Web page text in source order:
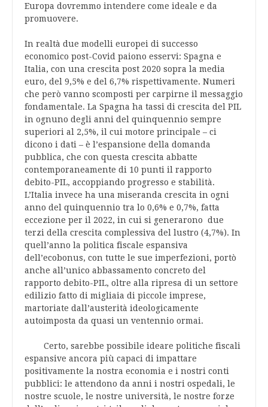
Europa dovremmo intendere come ideale e da
promuovere.
In realtà due modelli europei di successo
economico post-Covid paiono esservi: Spagna e
Italia, con una crescita post 2020 sopra la media
euro, del 9,5% e del 6,7% rispettivamente. Numeri
che però vanno scomposti per carpirne il messaggio
fondamentale. La Spagna ha tassi di crescita del PIL
in ognuno degli anni del quinquennio sempre
superiori al 2,5%, il cui motore principale – ci
dicono i dati – è l’espansione della domanda
pubblica, che con questa crescita abbatte
contemporaneamente di 10 punti il rapporto
debito-PIL, accoppiando progresso e stabilità.
L’Italia invece ha una miseranda crescita in ogni
anno del quinquennio tra lo 0,6% e 0,7%, fatta
eccezione per il 2022, in cui si generarono due
terzi della crescita complessiva del lustro (4,7%). In
quell’anno la politica fiscale espansiva
dell’ecobonus, con tutte le sue imperfezioni, portò
anche all’unico abbassamento concreto del
rapporto debito-PIL, oltre alla ripresa di un settore
edilizio fatto di migliaia di piccole imprese,
martoriate dall’austerità ideologicamente
autoimposta da quasi un ventennio ormai.
Certo, sarebbe possibile ideare politiche fiscali
espansive ancora più capaci di impattare
positivamente la nostra economia e i nostri conti
pubblici: le attendono da anni i nostri ospedali, le
nostre scuole, le nostre università, le nostre forze